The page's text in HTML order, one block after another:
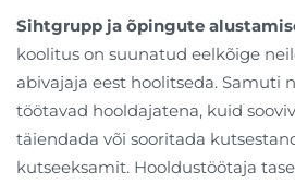
Sihtgrupp ja õpingute
koolitus on suunatud eelkõige
abivajaja eest hoolitseda. Samuti
töötavad hooldajatena, kuid
täiendada või sooritada
kutseeksamit. Hooldustöötaja